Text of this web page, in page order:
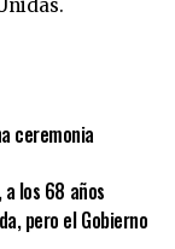
ceremonia
a los 68 años
pero el Gobierno